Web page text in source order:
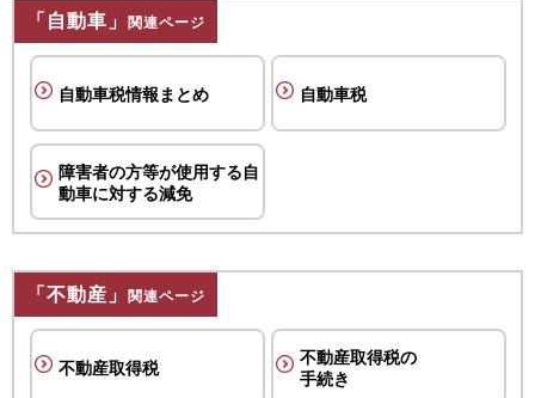
「自動車」 関連ページ
自動車税情報まとめ 自動車税
障害者の方等が使用する自
動車に対する減免
「不動産」 関連ページ
不動産取得税
不動産取得税の
手続き